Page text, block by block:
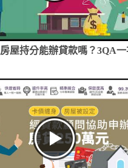
房屋持分能辦貸款嗎？3QA